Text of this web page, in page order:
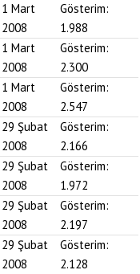
1 Mart
2008
Gösterim:
1.988
1 Mart
2008
Gösterim:
2.300
1 Mart
2008
Gösterim:
2.547
29 Şubat
2008
Gösterim:
2.166
29 Şubat
2008
Gösterim:
1.972
29 Şubat
2008
Gösterim:
2.197
29 Şubat
2008
Gösterim:
2.128